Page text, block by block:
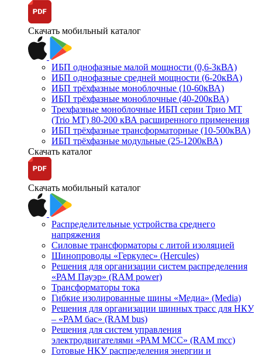
Скачать мобильный каталог
ИБП однофазные малой мощности (0,6-3кВА)
ИБП однофазные средней мощности (6-20кВА)
ИБП трёхфазные моноблочные (10-60кВА)
ИБП трёхфазные моноблочные (40-200кВА)
Трехфазные моноблочные ИБП серии Трио МТ
(Trio MT) 80-200 кВА расширенного применения
ИБП трёхфазные трансформаторные (10-500кВА)
ИБП трёхфазные модульные (25-1200кВА)
Скачать каталог
Скачать мобильный каталог
Распределительные устройства среднего
напряжения
Силовые трансформаторы с литой изоляцией
Шинопроводы «Геркулес» (Hercules)
Решения для организации систем распределения
«РАМ Пауэр» (RAM power)
Трансформаторы тока
Гибкие изолированные шины «Медиа» (Media)
Решения для организации шинных трасс для НКУ
– «РАМ бас» (RAM bus)
Решения для систем управления
электродвигателями «РАМ МСС» (RAM mcc)
Готовые НКУ распределения энергии и